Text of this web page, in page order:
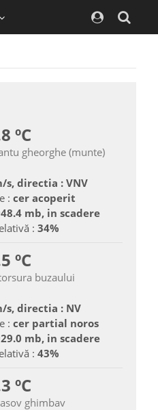
ºC
gheorghe (munte)
s, directia : VNV
: cer acoperit
mb, in scadere
: 34%
ºC
buzaului
s, directia : NV
: cer partial noros
mb, in scadere
: 43%
ºC
ghimbav